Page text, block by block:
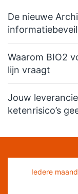
De nieuwe
Waarom BIO2
lijn vraagt
Jouw
ketenrisico’s
Iedere